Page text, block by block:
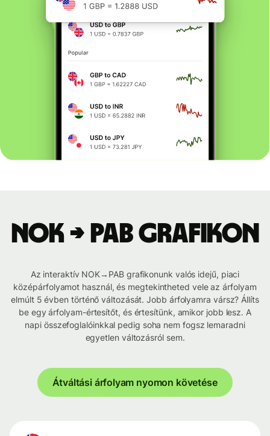
NOK → PAB grafikon
Az interaktív NOK→PAB grafikonunk valós idejű, piaci
középárfolyamot használ, és megtekintheted vele az árfolyam
elmúlt 5 évben történő változását. Jobb árfolyamra vársz? Állíts
be egy árfolyam-értesítőt, és értesítünk, amikor jobb lesz. A
napi összefoglalóinkkal pedig soha nem fogsz lemaradni
egyetlen változásról sem.
Átváltási árfolyam nyomon követése